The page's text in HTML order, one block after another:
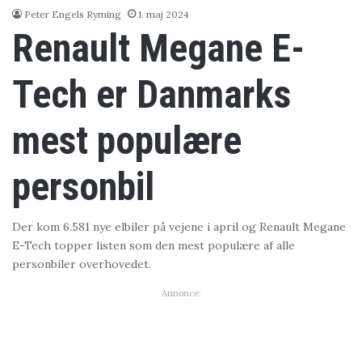
Peter Engels Ryming 1. maj 2024
Renault Megane E-
Tech er Danmarks
mest populære
personbil
Der kom 6.581 nye elbiler på vejene i april og Renault Megane
E-Tech topper listen som den mest populære af alle
personbiler overhovedet.
Annonce: